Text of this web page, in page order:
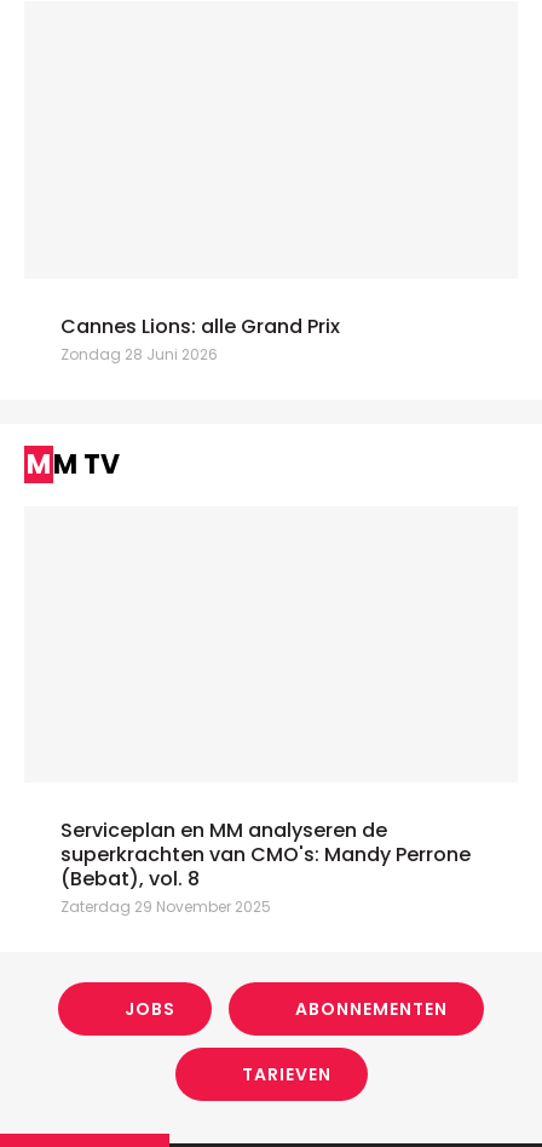
Cannes Lions: alle Grand Prix
Zondag 28 Juni 2026
MM TV
Serviceplan en MM analyseren de
superkrachten van CMO's: Mandy Perrone
(Bebat), vol. 8
Zaterdag 29 November 2025
JOBS ABONNEMENTEN
TARIEVEN